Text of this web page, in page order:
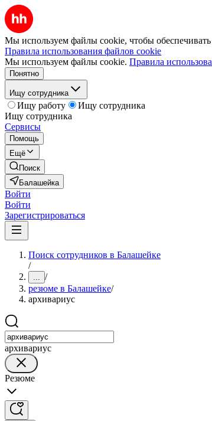
Мы используем файлы cookie, чтобы
Правила использования файлов cookie
Мы используем файлы cookie. Правила
Понятно
Ищу сотрудника
Ищу работу
Ищу сотрудника
Ищу сотрудника
Сервисы
Помощь
Ещё
Поиск
Балашейка
Войти
Войти
Зарегистрироваться
Поиск сотрудников в Балашейке
/
... /
резюме в Балашейке/
архивариус
архивариус
Резюме